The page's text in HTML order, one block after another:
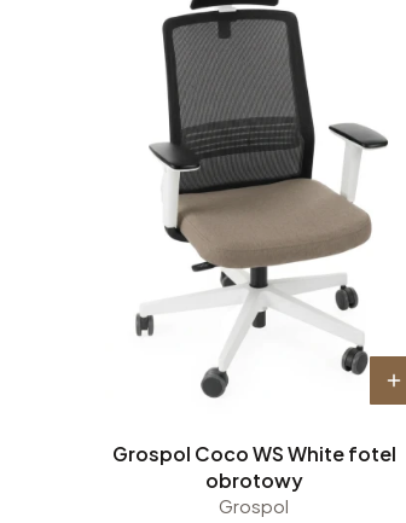
Grospol Coco WS White fotel
obrotowy
Grospol